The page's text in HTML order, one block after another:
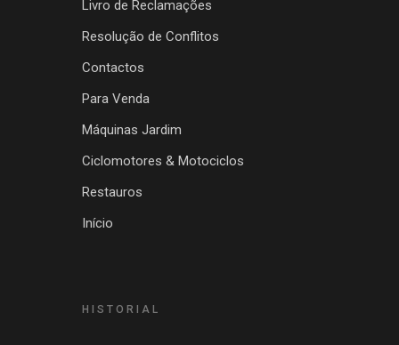
Livro de Reclamações
Resolução de Conflitos
Contactos
Para Venda
Máquinas Jardim
Ciclomotores & Motociclos
Restauros
Início
HISTORIAL